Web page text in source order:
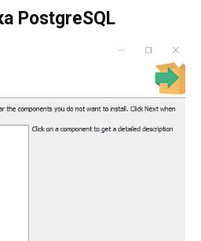
PostgreSQL